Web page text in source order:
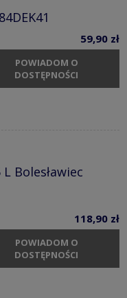
59,90 zł
POWIADOM O
DOSTĘPNOŚCI
Bolesławiec
118,90 zł
POWIADOM O
DOSTĘPNOŚCI